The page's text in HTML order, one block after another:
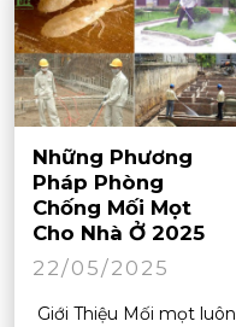
Những Phương
Pháp Phòng
Chống Mối Mọt
Cho Nhà Ở 2025
22/05/2025
Giới Thiệu Mối mọt luôn